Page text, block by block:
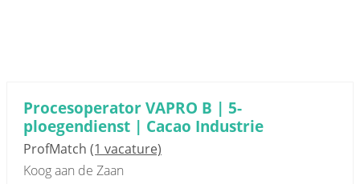
Procesoperator VAPRO B | 5-
ploegendienst | Cacao Industrie
ProfMatch (1 vacature)
Koog aan de Zaan